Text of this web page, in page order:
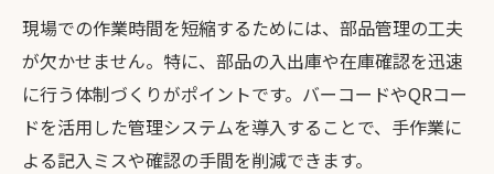
現場での作業時間を短縮するためには、部品管理の工夫
が欠かせません。特に、部品の入出庫や在庫確認を迅速
に行う体制づくりがポイントです。バーコードやQRコー
ドを活用した管理システムを導入することで、手作業に
よる記入ミスや確認の手間を削減できます。